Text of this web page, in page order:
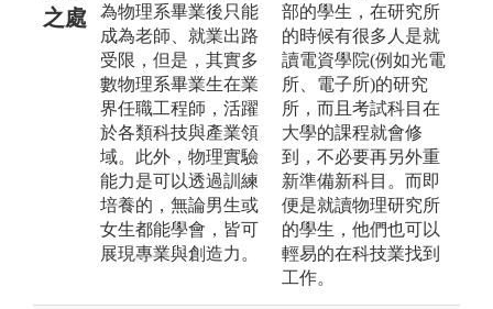
之處
為物理系畢業後只能
成為老師、就業出路
受限，但是，其實多
數物理系畢業生在業
界任職工程師，活躍
於各類科技與產業領
域。此外，物理實驗
能力是可以透過訓練
培養的，無論男生或
女生都能學會，皆可
展現專業與創造力。
部的學生，在研究所
的時候有很多人是就
讀電資學院(例如光電
所、電子所)的研究
所，而且考試科目在
大學的課程就會修
到，不必要再另外重
新準備新科目。而即
便是就讀物理研究所
的學生，他們也可以
輕易的在科技業找到
工作。